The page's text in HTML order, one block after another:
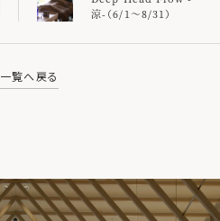
涼-（6/1～8/31）
一覧へ戻る